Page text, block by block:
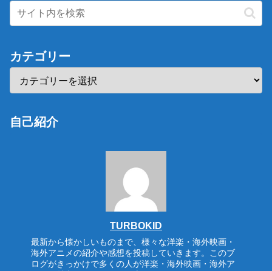
カテゴリー
自己紹介
TURBOKID
最新から懐かしいものまで、様々な洋楽・海外映画・
海外アニメの紹介や感想を投稿していきます。このブ
ログがきっかけで多くの人が洋楽・海外映画・海外ア